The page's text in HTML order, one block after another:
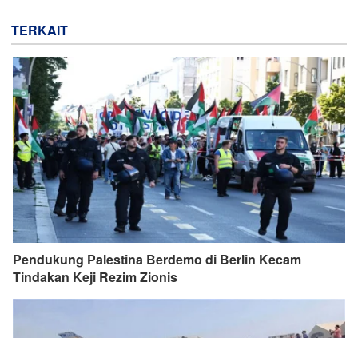
TERKAIT
Pendukung Palestina Berdemo di Berlin Kecam
Tindakan Keji Rezim Zionis